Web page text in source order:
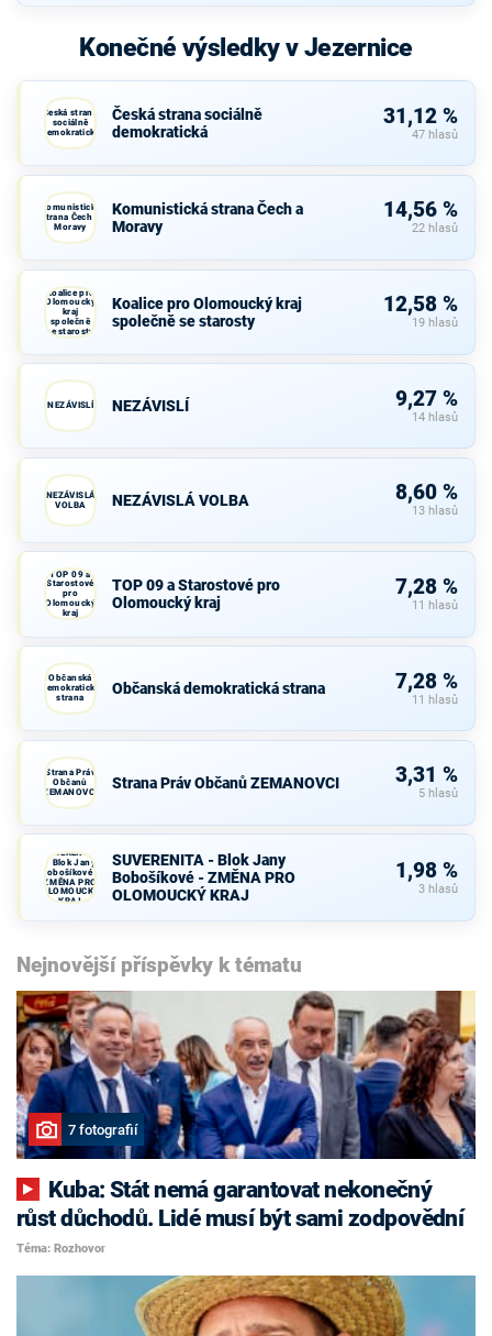
Konečné výsledky v Jezernice
Česká strana
sociálně
demokratická
Česká strana sociálně
demokratická
31,12 %
47 hlasů
Komunistická
strana Čech a
Moravy
Komunistická strana Čech a
Moravy
14,56 %
22 hlasů
Koalice pro
Olomoucký
kraj
společně
se starosty
Koalice pro Olomoucký kraj
společně se starosty
12,58 %
19 hlasů
NEZÁVISLÍ NEZÁVISLÍ 9,27 %
14 hlasů
NEZÁVISLÁ
VOLBA
NEZÁVISLÁ VOLBA 8,60 %
13 hlasů
TOP 09 a
Starostové
pro
Olomoucký
kraj
TOP 09 a Starostové pro
Olomoucký kraj
7,28 %
11 hlasů
Občanská
demokratická
strana
Občanská demokratická strana 7,28 %
11 hlasů
Strana Práv
Občanů
ZEMANOVCI
Strana Práv Občanů ZEMANOVCI 3,31 %
5 hlasů
SUVERENITA
- Blok Jany
Bobošíkové -
ZMĚNA PRO
OLOMOUCKÝ
KRAJ
SUVERENITA - Blok Jany
Bobošíkové - ZMĚNA PRO
OLOMOUCKÝ KRAJ
1,98 %
3 hlasů
Nejnovější příspěvky k tématu
7 fotografií
růst důchodů. Lidé musí být sami zodpovědní
Téma: Rozhovor